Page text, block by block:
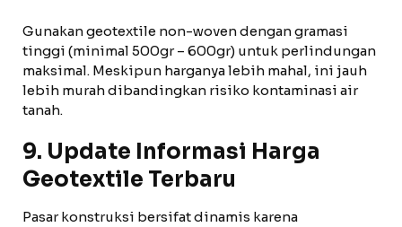
Gunakan geotextile non-woven dengan gramasi
tinggi (minimal 500gr – 600gr) untuk perlindungan
maksimal. Meskipun harganya lebih mahal, ini jauh
lebih murah dibandingkan risiko kontaminasi air
tanah.
9. Update Informasi Harga
Geotextile Terbaru
Pasar konstruksi bersifat dinamis karena